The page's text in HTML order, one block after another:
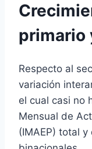
primario
Respecto al
variación
el cual casi no
Mensual de
(IMAEP) total